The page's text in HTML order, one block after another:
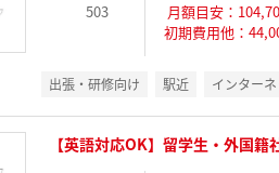
503
月額目安：
初期費用他：
出張・研修向け 駅近 インター
【英語対応OK】留学生・外国